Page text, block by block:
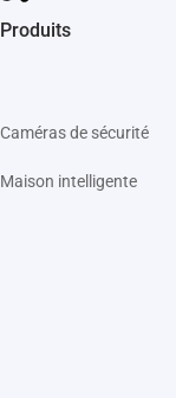
Produits
Caméras de sécurité
Maison intelligente